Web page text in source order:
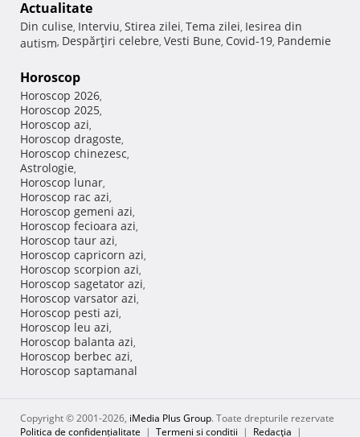
Actualitate
Din culise, Interviu, Stirea zilei, Tema zilei, Iesirea din
autism, Despărţiri celebre, Vesti Bune, Covid-19, Pandemie
Horoscop
Horoscop 2026,
Horoscop 2025,
Horoscop azi,
Horoscop dragoste,
Horoscop chinezesc,
Astrologie,
Horoscop lunar,
Horoscop rac azi,
Horoscop gemeni azi,
Horoscop fecioara azi,
Horoscop taur azi,
Horoscop capricorn azi,
Horoscop scorpion azi,
Horoscop sagetator azi,
Horoscop varsator azi,
Horoscop pesti azi,
Horoscop leu azi,
Horoscop balanta azi,
Horoscop berbec azi,
Horoscop saptamanal
Copyright © 2001-2026, iMedia Plus Group. Toate drepturile rezervate
Politica de confidențialitate | Termeni si conditii | Redacţia |